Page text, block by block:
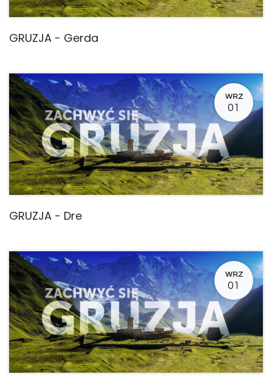
GRUZJA - Gerda
WRZ
01
GRUZJA - Dre
WRZ
01